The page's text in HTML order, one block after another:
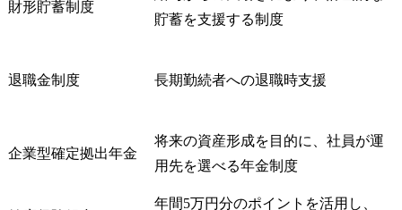
財形貯蓄制度
貯蓄を支援する制度
退職金制度 長期勤続者への退職時支援
企業型確定拠出年金
将来の資産形成を目的に、社員が運
用先を選べる年金制度
年間5万円分のポイントを活用し、